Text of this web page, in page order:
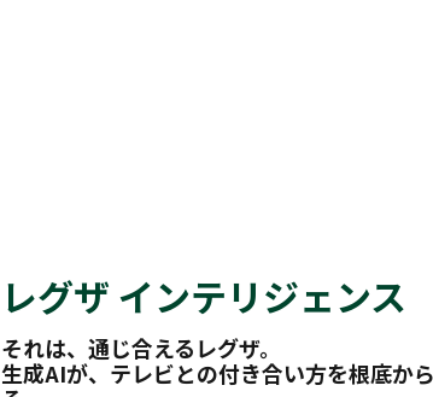
レグザ インテリジェンス
それは、通じ合えるレグザ。
生成AIが、テレビとの付き合い方を根底か